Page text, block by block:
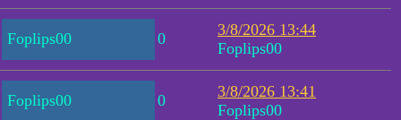
Foplips00 0
3/8/2026 13:44
Foplips00
Foplips00 0
3/8/2026 13:41
Foplips00